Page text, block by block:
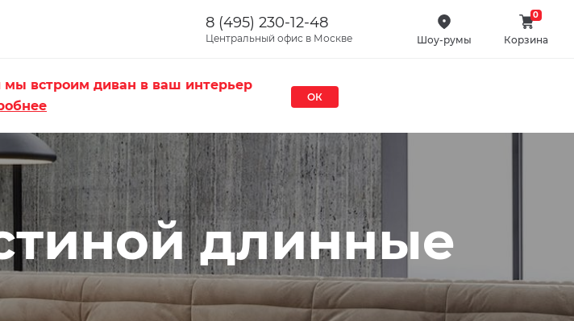
8 (495) 230-12-48
Центральный офис в Москве Шоу-румы
0
Корзина
встроим диван в ваш интерьер
ОК
длинные